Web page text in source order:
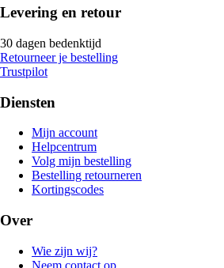
Levering en retour
30 dagen bedenktijd
Retourneer je bestelling
Trustpilot
Diensten
Mijn account
Helpcentrum
Volg mijn bestelling
Bestelling retourneren
Kortingscodes
Over
Wie zijn wij?
Neem contact op